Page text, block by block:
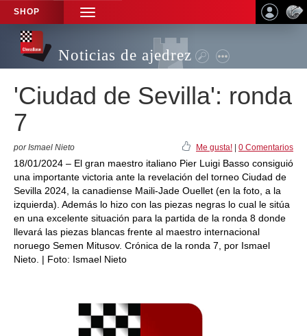
SHOP
TOGGLE
NAVIGATION
Noticias de ajedrez
'Ciudad de Sevilla': ronda
7
por Ismael Nieto Me gusta! 0 Comentarios
18/01/2024 – El gran maestro italiano Pier Luigi Basso consiguió
una importante victoria ante la revelación del torneo Ciudad de
Sevilla 2024, la canadiense Maili-Jade Ouellet (en la foto, a la
izquierda). Además lo hizo con las piezas negras lo cual le sitúa
en una excelente situación para la partida de la ronda 8 donde
llevará las piezas blancas frente al maestro internacional
noruego Semen Mitusov. Crónica de la ronda 7, por Ismael
Nieto. | Foto: Ismael Nieto